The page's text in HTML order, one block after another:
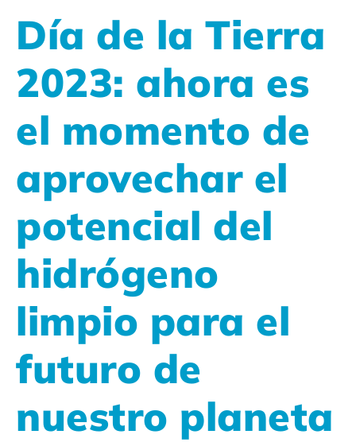
Día de la Tierra
2023: ahora es
el momento de
aprovechar el
potencial del
hidrógeno
limpio para el
futuro de
nuestro planeta